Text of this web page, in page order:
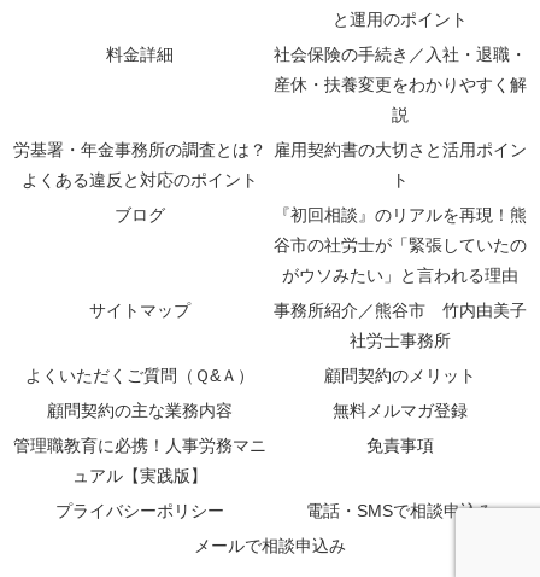
と運用のポイント
料金詳細
社会保険の手続き／入社・退職・
産休・扶養変更をわかりやすく解
説
労基署・年金事務所の調査とは？
よくある違反と対応のポイント
雇用契約書の大切さと活用ポイン
ト
ブログ
『初回相談』のリアルを再現！熊
谷市の社労士が「緊張していたの
がウソみたい」と言われる理由
サイトマップ
事務所紹介／熊谷市 竹内由美子
社労士事務所
よくいただくご質問（Ｑ&Ａ）
顧問契約のメリット
顧問契約の主な業務内容
無料メルマガ登録
管理職教育に必携！人事労務マニ
ュアル【実践版】
免責事項
プライバシーポリシー
電話・SMSで相談申込み
メールで相談申込み